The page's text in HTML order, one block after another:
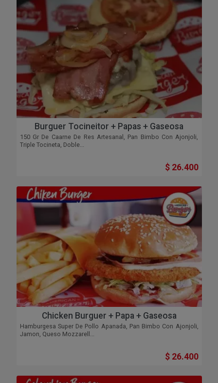
Burguer Tocineitor + Papas + Gaseosa
150 Gr De Caarne De Res Artesanal, Pan Bimbo Con Ajonjoli,
Triple Tocineta, Doble...
$ 26.400
Chicken Burguer + Papa + Gaseosa
Hamburgesa Super De Pollo Apanada, Pan Bimbo Con Ajonjoli,
Jamon, Queso Mozzarell...
$ 26.400